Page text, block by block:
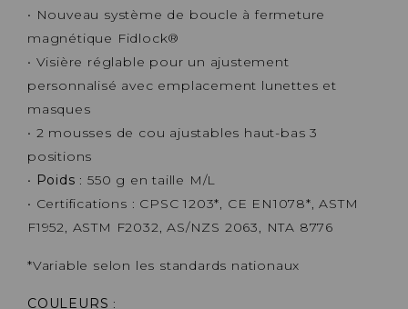
• Nouveau système de boucle à fermeture
magnétique Fidlock®
• Visière réglable pour un ajustement
personnalisé avec emplacement lunettes et
masques
• 2 mousses de cou ajustables haut-bas 3
positions
• Poids : 550 g en taille M/L
• Certifications : CPSC 1203*, CE EN1078*, ASTM
F1952, ASTM F2032, AS/NZS 2063, NTA 8776
*Variable selon les standards nationaux
COULEURS :